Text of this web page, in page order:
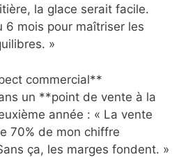
la glace serait facile.
6 mois pour maîtriser les
»
commercial**
un **point de vente à la
année : « La vente
70% de mon chiffre
ça, les marges fondent. »